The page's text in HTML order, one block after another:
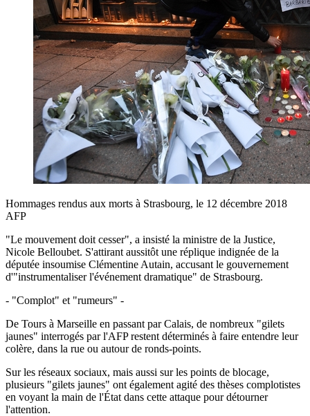
Hommages rendus aux morts à Strasbourg, le 12 décembre 2018
AFP
"Le mouvement doit cesser", a insisté la ministre de la Justice,
Nicole Belloubet. S'attirant aussitôt une réplique indignée de la
députée insoumise Clémentine Autain, accusant le gouvernement
d'"instrumentaliser l'événement dramatique" de Strasbourg.
- "Complot" et "rumeurs" -
De Tours à Marseille en passant par Calais, de nombreux "gilets
jaunes" interrogés par l'AFP restent déterminés à faire entendre leur
colère, dans la rue ou autour de ronds-points.
Sur les réseaux sociaux, mais aussi sur les points de blocage,
plusieurs "gilets jaunes" ont également agité des thèses complotistes
en voyant la main de l'État dans cette attaque pour détourner
l'attention.